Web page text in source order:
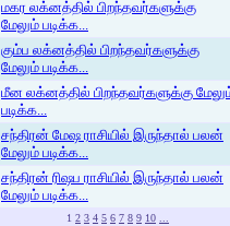
மகர லக்னத்தில் பிறந்தவர்களுக்கு
மேலும் படிக்க...
கும்ப லக்னத்தில் பிறந்தவர்களுக்கு
மேலும் படிக்க...
மீன லக்னத்தில் பிறந்தவர்களுக்கு
படிக்க...
சந்திரன் மேஷ ராசியில் இருந்தால் பலன்
மேலும் படிக்க...
சந்திரன் ரிஷப ராசியில் இருந்தால் பலன்
மேலும் படிக்க...
1 2 3 4 5 6 7 8 9 10 ...